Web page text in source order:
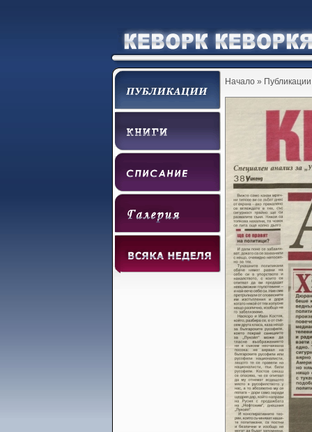
Начало» Публикации